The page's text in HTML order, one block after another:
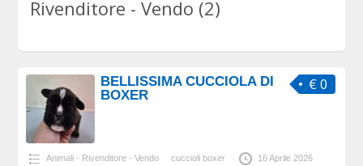
Rivenditore - Vendo (2)
€ 0
BELLISSIMA CUCCIOLA DI
BOXER
Animali - Rivenditore - Vendo cuccioli boxer 16 Aprile 2026